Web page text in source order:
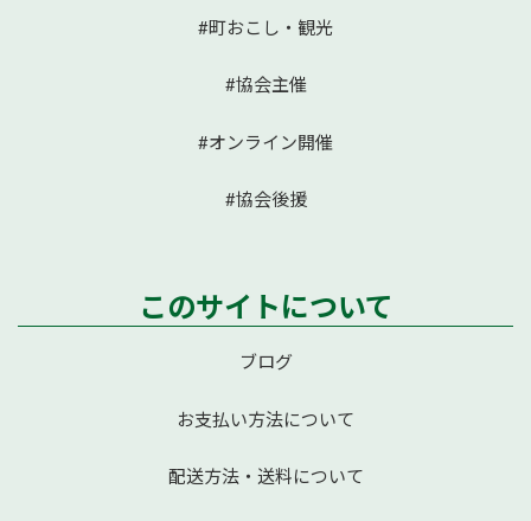
#町おこし・観光
#協会主催
#オンライン開催
#協会後援
このサイトについて
ブログ
お支払い方法について
配送方法・送料について